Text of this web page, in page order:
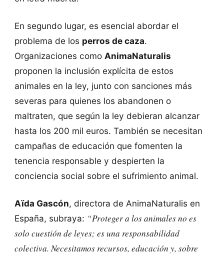
En segundo lugar, es esencial abordar el
problema de los perros de caza.
Organizaciones como AnimaNaturalis
proponen la inclusión explícita de estos
animales en la ley, junto con sanciones más
severas para quienes los abandonen o
maltraten, que según la ley debieran alcanzar
hasta los 200 mil euros. También se necesitan
campañas de educación que fomenten la
tenencia responsable y despierten la
conciencia social sobre el sufrimiento animal.
Aïda Gascón, directora de AnimaNaturalis en
España, subraya: “Proteger a los animales no es
solo cuestión de leyes; es una responsabilidad
colectiva. Necesitamos recursos, educación y, sobre